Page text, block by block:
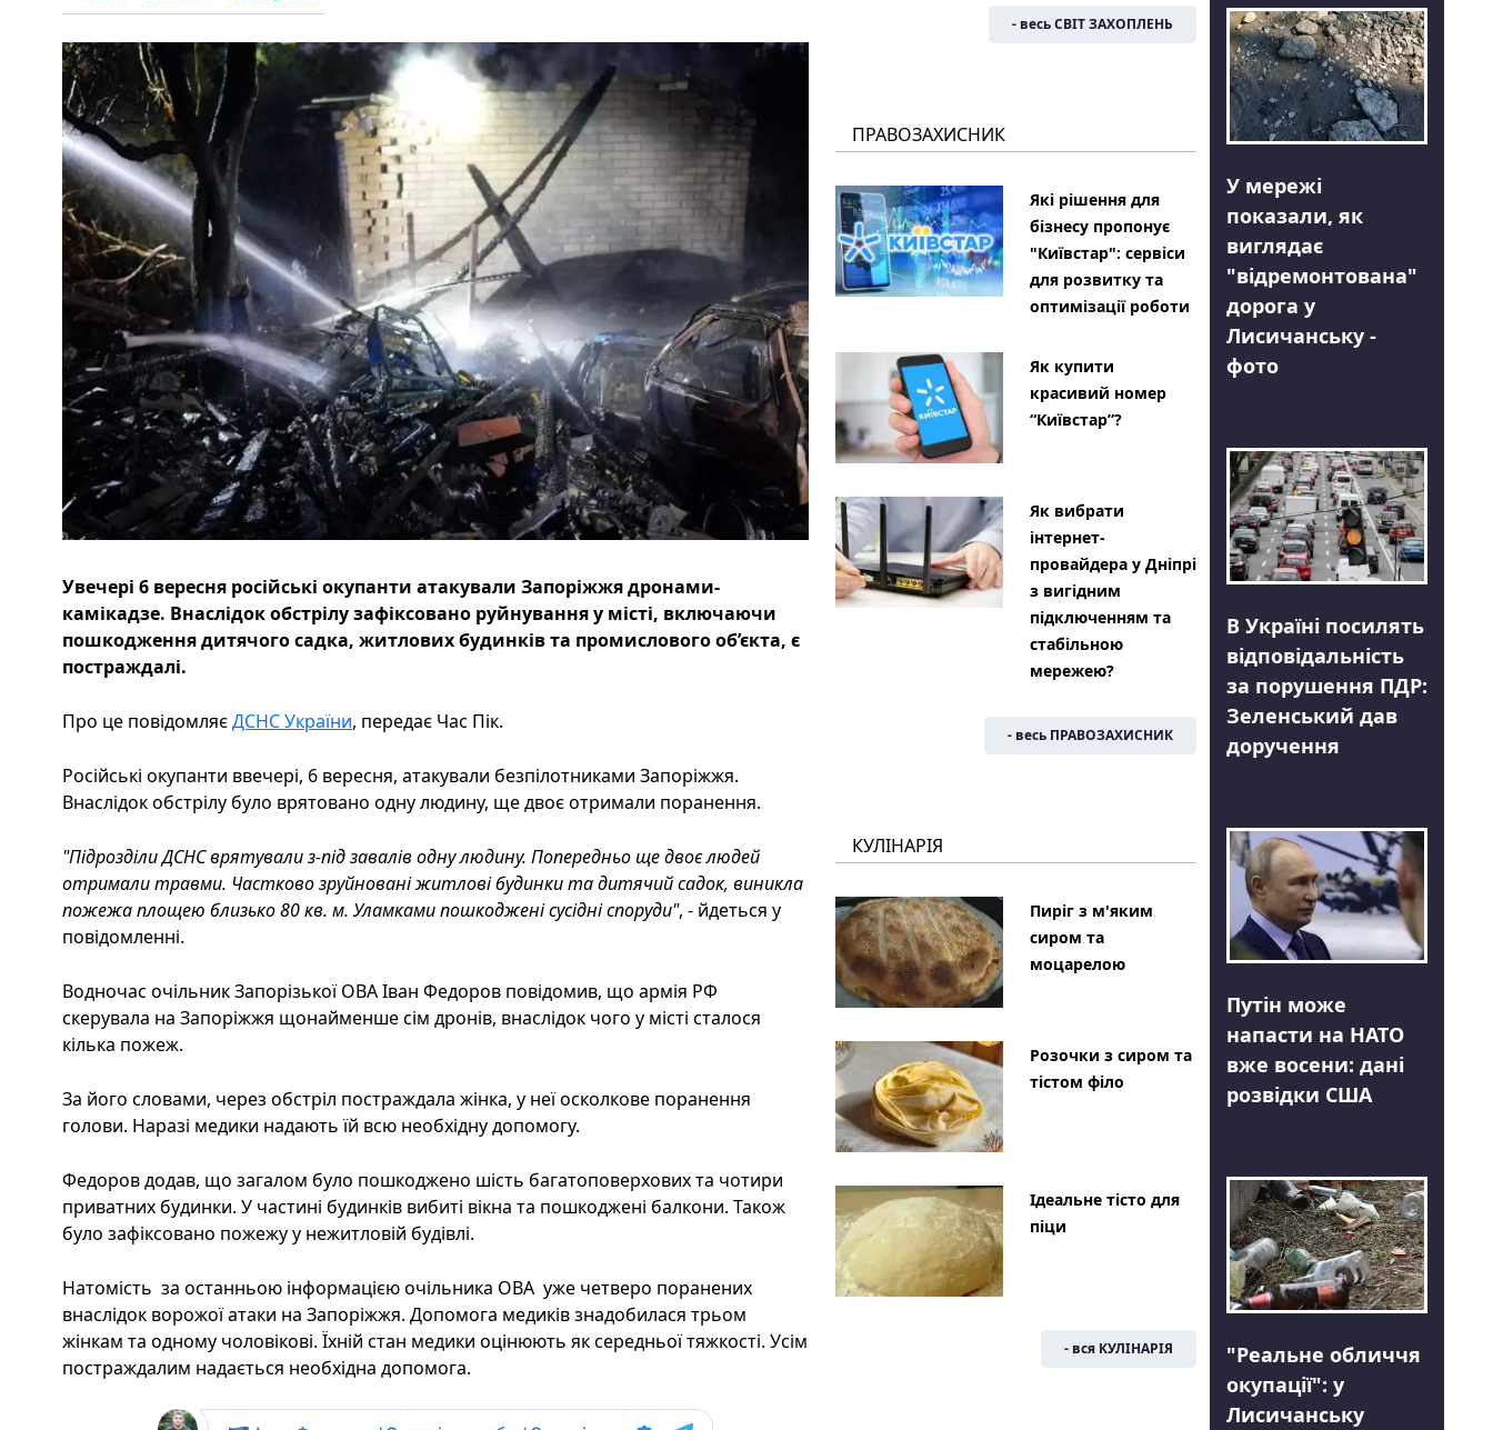
Увечері 6 вересня російські окупанти атакували Запоріжжя дронами-
камікадзе. Внаслідок обстрілу зафіксовано руйнування у місті, включаючи
пошкодження дитячого садка, житлових будинків та промислового об’єкта, є
постраждалі.
Про це повідомляєДСНС України, передає Час Пік.
Російські окупанти ввечері, 6 вересня, атакували безпілотниками Запоріжжя.
Внаслідок обстрілу було врятовано одну людину, ще двоє отримали поранення.
"Підрозділи ДСНС врятували з-під завалів одну людину. Попередньо ще двоє людей
отримали травми. Частково зруйновані житлові будинки та дитячий садок, виникла
пожежа площею близько 80 кв. м. Уламками пошкоджені сусідні споруди", - йдеться у
повідомленні.
Водночас очільник Запорізької ОВА Іван Федоров повідомив, що армія РФ
скерувала на Запоріжжя щонайменше сім дронів, внаслідок чого у місті сталося
кілька пожеж.
За його словами, через обстріл постраждала жінка, у неї осколкове поранення
голови. Наразі медики надають їй всю необхідну допомогу.
Федоров додав, що загалом було пошкоджено шість багатоповерхових та чотири
приватних будинки. У частині будинків вибиті вікна та пошкоджені балкони. Також
було зафіксовано пожежу у нежитловій будівлі.
Натомість за останньою інформацією очільника ОВА уже четверо поранених
внаслідок ворожої атаки на Запоріжжя. Допомога медиків знадобилася трьом
жінкам та одному чоловікові. Їхній стан медики оцінюють як середньої тяжкості. Усім
постраждалим надається необхідна допомога.
- весь СВІТ ЗАХОПЛЕНЬ
ПРАВОЗАХИСНИК
Які рішення для
бізнесу пропонує
"Київстар": сервіси
для розвитку та
оптимізації роботи
Як купити
красивий номер
“Київстар”?
Як вибрати
інтернет-
провайдера у Дніпрі
з вигідним
підключенням та
стабільною
мережею?
- весь ПРАВОЗАХИСНИК
КУЛІНАРІЯ
Пиріг з м'яким
сиром та
моцарелою
Розочки з сиром та
тістом філо
Ідеальне тісто для
піци
- вся КУЛІНАРІЯ
У мережі
показали, як
виглядає
"відремонтована"
дорога у
Лисичанську -
фото
В Україні посилять
відповідальність
за порушення ПДР:
Зеленський дав
доручення
Путін може
напасти на НАТО
вже восени: дані
розвідки США
"Реальне обличчя
окупації": у
Лисичанську